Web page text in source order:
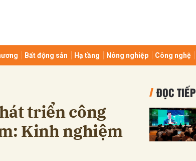
Bất động sản Hạ tầng Nông nghiệp Công nghệ
triển công
Kinh nghiệm
ĐỌC TIẾP